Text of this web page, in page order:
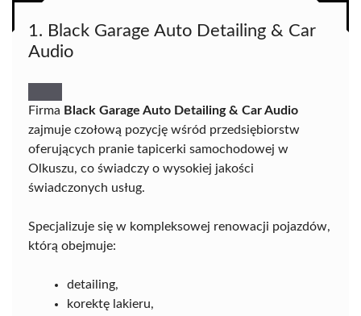
1. Black Garage Auto Detailing & Car
Audio
Firma Black Garage Auto Detailing & Car Audio
zajmuje czołową pozycję wśród przedsiębiorstw
oferujących pranie tapicerki samochodowej w
Olkuszu, co świadczy o wysokiej jakości
świadczonych usług.
Specjalizuje się w kompleksowej renowacji pojazdów,
którą obejmuje:
detailing,
korektę lakieru,